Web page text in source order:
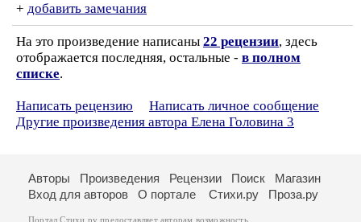
+ добавить замечания
На это произведение написаны 22 рецензии, здесь
отображается последняя, остальные - в полном
списке.
Написать рецензию
Написать личное сообщение
Другие произведения автора Елена Головина 3
Авторы Произведения Рецензии Поиск
Магазин
Вход для авторов
О портале Стихи.ру Проза.ру
Портал Стихи.ру предоставляет авторам возможность